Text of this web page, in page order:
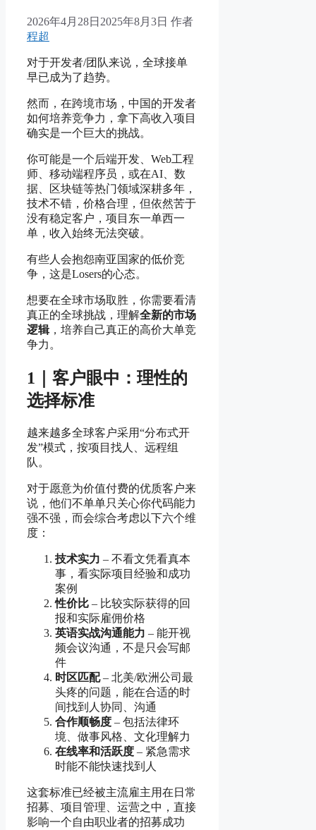
2026年4月28日 2025年8月3日 作者
程超
对于开发者/团队来说，全球接单
早已成为了趋势。
然而，在跨境市场，中国的开发者
如何培养竞争力，拿下高收入项目
确实是一个巨大的挑战。
你可能是一个后端开发、Web工程
师、移动端程序员，或在AI、数
据、区块链等热门领域深耕多年，
技术不错，价格合理，但依然苦于
没有稳定客户，项目东一单西一
单，收入始终无法突破。
有些人会抱怨南亚国家的低价竞
争，这是Losers的心态。
想要在全球市场取胜，你需要看清
真正的全球挑战，理解全新的市场
逻辑，培养自己真正的高价大单竞
争力。
1｜客户眼中：理性的
选择标准
越来越多全球客户采用“分布式开
发”模式，按项目找人、远程组
队。
对于愿意为价值付费的优质客户来
说，他们不单单只关心你代码能力
强不强，而会综合考虑以下六个维
度：
技术实力 – 不看文凭看真本
事，看实际项目经验和成功
案例
性价比 – 比较实际获得的回
报和实际雇佣价格
英语实战沟通能力 – 能开视
频会议沟通，不是只会写邮
件
时区匹配– 北美/欧洲公司最
头疼的问题，能在合适的时
间找到人协同、沟通
合作顺畅度 – 包括法律环
境、做事风格、文化理解力
在线率和活跃度 – 紧急需求
时能不能快速找到人
这套标准已经被主流雇主用在日常
招募、项目管理、运营之中，直接
影响一个自由职业者的招募成功